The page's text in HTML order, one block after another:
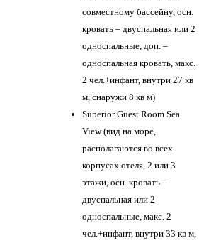
совместному бассейну, осн.
кровать – двуспальная или 2
односпальные, доп. –
односпальная кровать, макс.
2 чел.+инфант, внутри 27 кв
м, снаружи 8 кв м)
Superior Guest Room Sea
View (вид на море,
располагаются во всех
корпусах отеля, 2 или 3
этажи, осн. кровать –
двуспальная или 2
односпальные, макс. 2
чел.+инфант, внутри 33 кв м,